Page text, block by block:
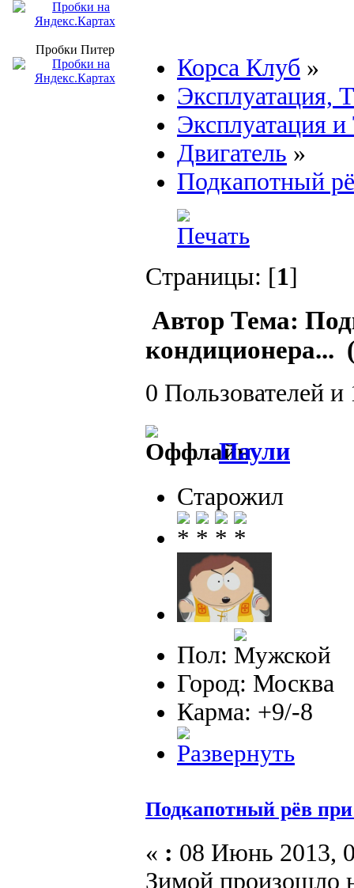
Пробки Питер
Корса Клуб »
Эксплуатация,
Эксплуатация
Двигатель »
Подкапотный
Страницы: [1]
Автор Тема:
кондиционера...
0 Пользователей
Паули
Старожил
Пол:
Город: Москва
Карма: +9/-8
Подкапотный рёв
« : 08 Июнь 2013,
Зимой произошло